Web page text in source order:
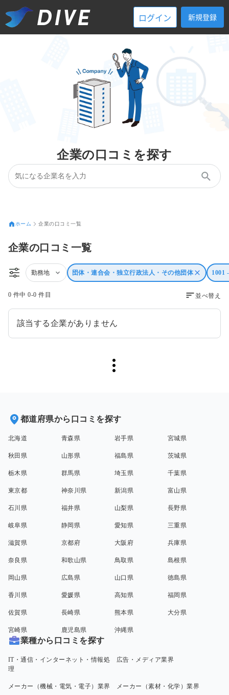
ログイン 新規登録
企業の口コミを探す
ホーム 企業の口コミ一覧
企業の口コミ一覧
勤務地 団体・連合会・独立行政法人・その他団体 1001
0 件中 0-0 件目 並べ替え
該当する企業がありません
都道府県から口コミを探す
北海道 青森県 岩手県 宮城県
秋田県 山形県 福島県 茨城県
栃木県 群馬県 埼玉県 千葉県
東京都 神奈川県 新潟県 富山県
石川県 福井県 山梨県 長野県
岐阜県 静岡県 愛知県 三重県
滋賀県 京都府 大阪府 兵庫県
奈良県 和歌山県 鳥取県 島根県
岡山県 広島県 山口県 徳島県
香川県 愛媛県 高知県 福岡県
佐賀県 長崎県 熊本県 大分県
宮崎県 鹿児島県 沖縄県
業種から口コミを探す
IT・通信・インターネット・情報処
理
広告・メディア業界
メーカー（機械・電気・電子）業界 メーカー（素材・化学）業界